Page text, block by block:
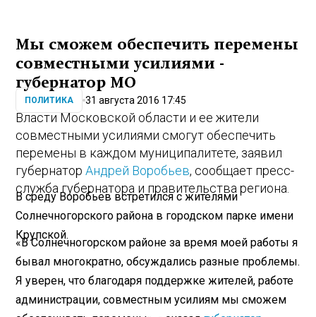
Мы сможем обеспечить перемены
совместными усилиями -
губернатор МО
ПОЛИТИКА 31 августа 2016 17:45
Власти Московской области и ее жители
совместными усилиями смогут обеспечить
перемены в каждом муниципалитете, заявил
губернаторАндрей Воробьев, сообщает пресс-
служба губернатора и правительства региона.
В среду Воробьев встретился с жителями
Солнечногорского района в городском парке имени
Крупской.
«В Солнечногорском районе за время моей работы я
бывал многократно, обсуждались разные проблемы.
Я уверен, что благодаря поддержке жителей, работе
администрации, совместным усилиям мы сможем